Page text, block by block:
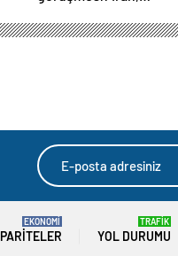
Almanya buluşacak
PARITELER
EKONOMİ
YOL DURUMU
TRAFİK